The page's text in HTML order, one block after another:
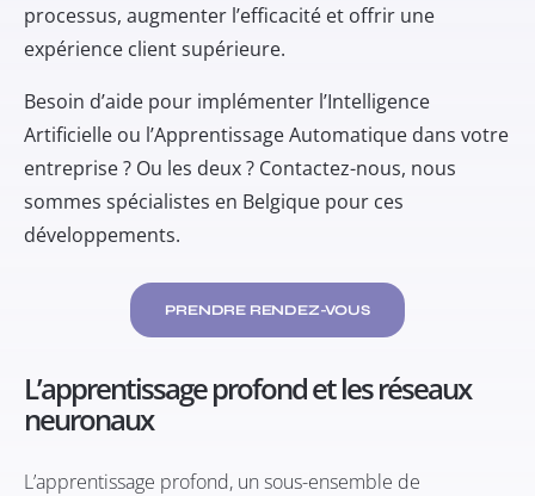
processus, augmenter l’efficacité et offrir une
expérience client supérieure.
Besoin d’aide pour implémenter l’Intelligence
Artificielle ou l’Apprentissage Automatique dans votre
entreprise ? Ou les deux ? Contactez-nous, nous
sommes spécialistes en Belgique pour ces
développements.
PRENDRE RENDEZ-VOUS
L’apprentissage profond et les réseaux
neuronaux
L’apprentissage profond, un sous-ensemble de